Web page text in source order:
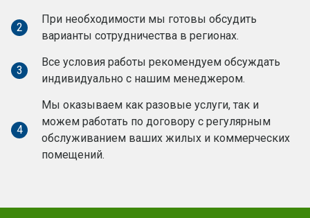
2
При необходимости мы готовы обсудить
варианты сотрудничества в регионах.
3
Все условия работы рекомендуем обсуждать
индивидуально с нашим менеджером.
4
Мы оказываем как разовые услуги, так и
можем работать по договору с регулярным
обслуживанием ваших жилых и коммерческих
помещений.